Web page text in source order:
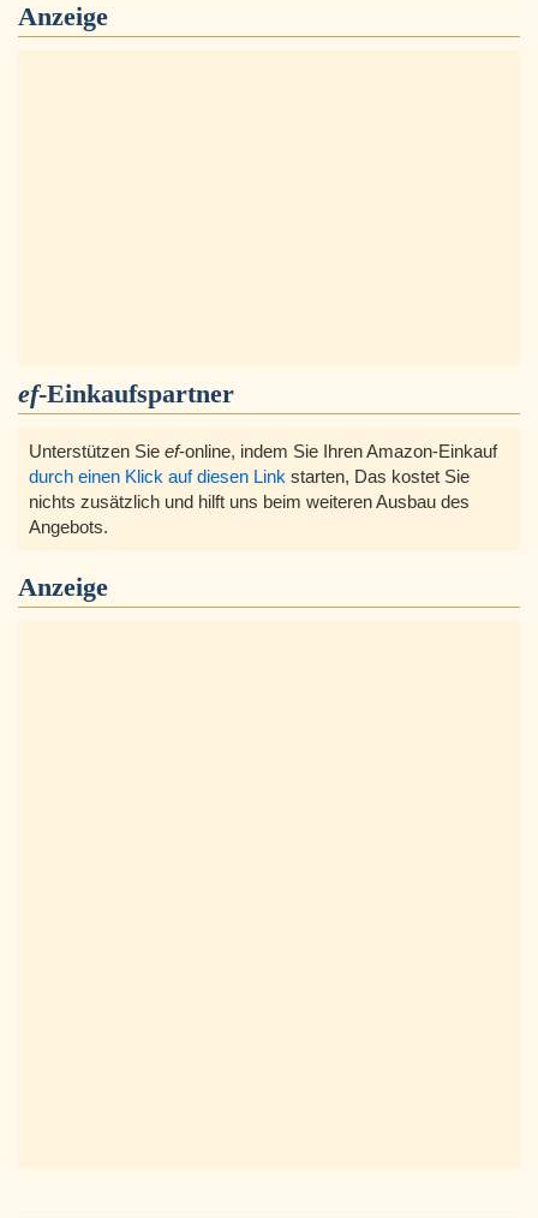
Anzeige
ef-Einkaufspartner
Unterstützen Sie ef-online, indem Sie Ihren Amazon-Einkauf
durch einen Klick auf diesen Link starten, Das kostet Sie
nichts zusätzlich und hilft uns beim weiteren Ausbau des
Angebots.
Anzeige